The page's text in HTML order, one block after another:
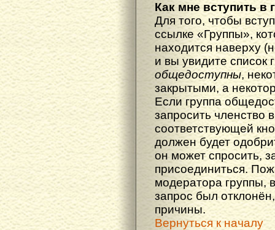
Как мне вступить в
Для того, чтобы
ссылке «Группы»,
находится наверху
и вы увидите список
общедоступны,
закрытыми, а
Если группа
запросить членство
соответствующей
должен будет
он может спросить,
присоединиться.
модератора группы,
запрос был
причины.
Вернуться к началу